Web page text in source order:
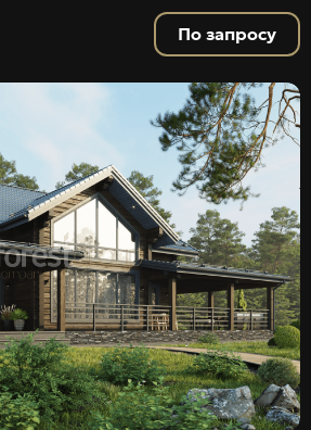
По запросу